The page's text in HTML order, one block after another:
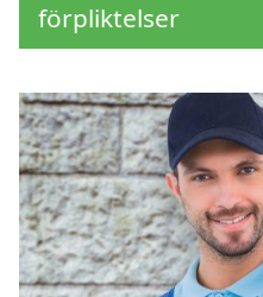
förpliktelser